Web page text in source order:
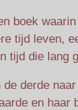
boek
tijd leven,
tijd die lang
de derde
en haar